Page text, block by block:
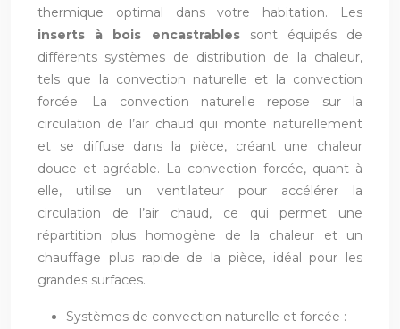
thermique optimal dans votre habitation. Les
inserts à bois encastrables sont équipés de
différents systèmes de distribution de la chaleur,
tels que la convection naturelle et la convection
forcée. La convection naturelle repose sur la
circulation de l’air chaud qui monte naturellement
et se diffuse dans la pièce, créant une chaleur
douce et agréable. La convection forcée, quant à
elle, utilise un ventilateur pour accélérer la
circulation de l’air chaud, ce qui permet une
répartition plus homogène de la chaleur et un
chauffage plus rapide de la pièce, idéal pour les
grandes surfaces.
Systèmes de convection naturelle et forcée :